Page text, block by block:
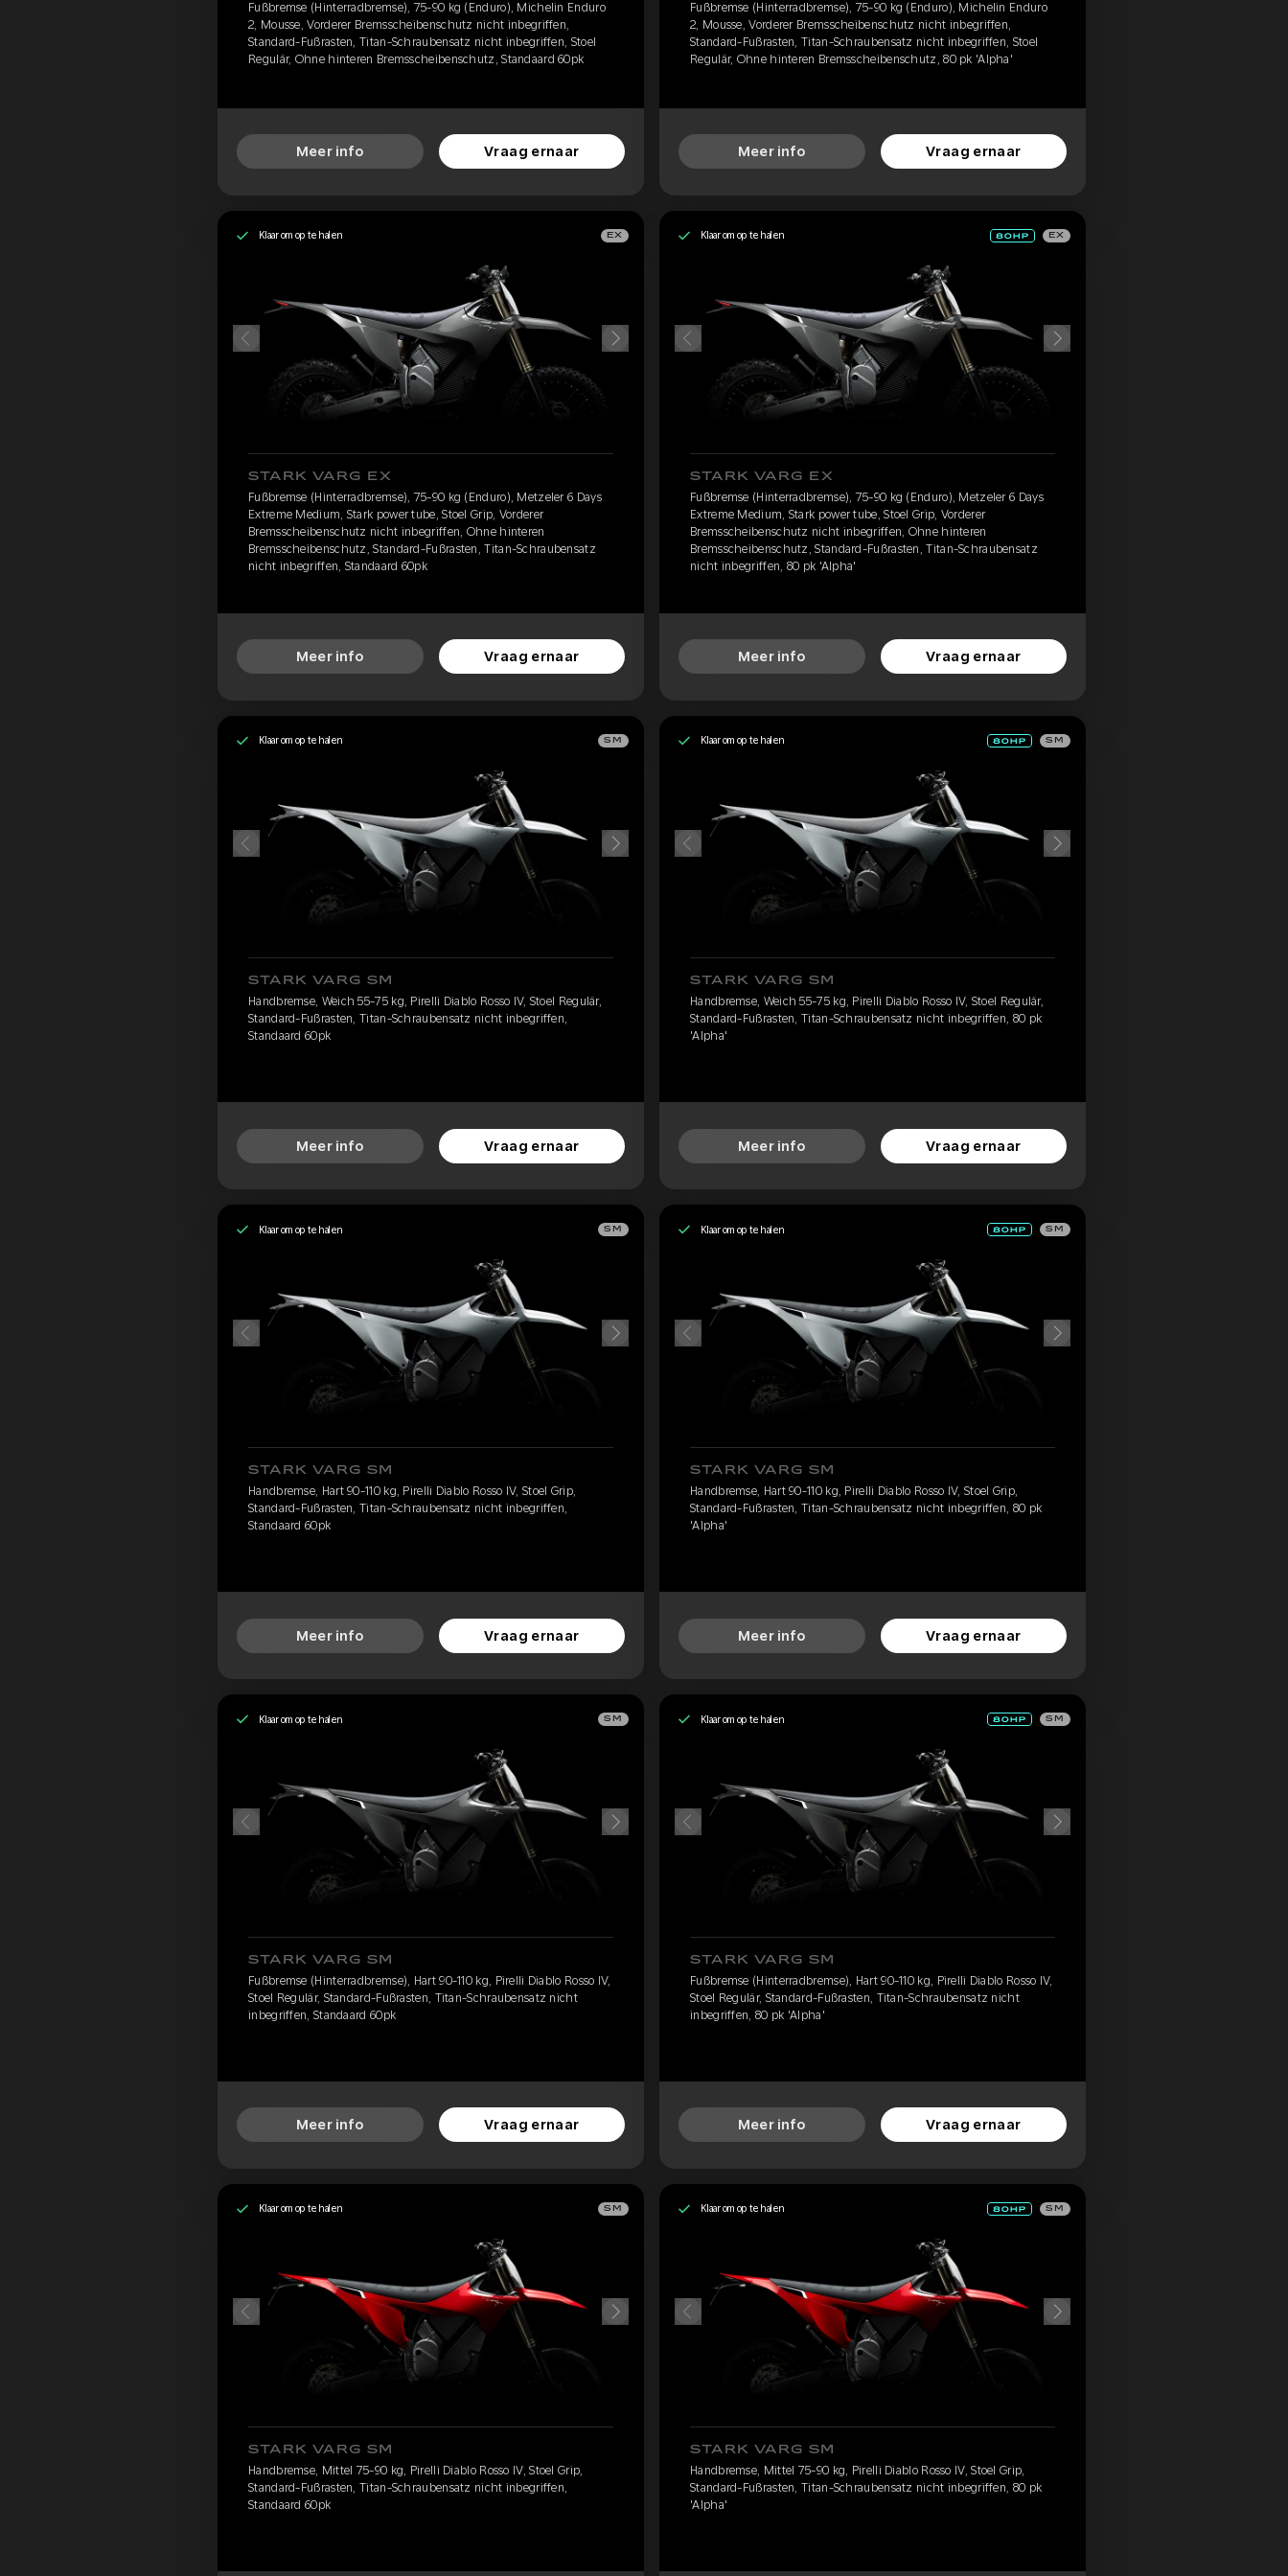
Fußbremse (Hinterradbremse), 75-90 kg (Enduro), Michelin Enduro
2, Mousse, Vorderer Bremsscheibenschutz nicht inbegriffen,
Standard-Fußrasten, Titan-Schraubensatz nicht inbegriffen, Stoel
Regulär, Ohne hinteren Bremsscheibenschutz, Standaard 60pk
Meer info Vraag ernaar
Fußbremse (Hinterradbremse), 75-90 kg (Enduro), Michelin Enduro
2, Mousse, Vorderer Bremsscheibenschutz nicht inbegriffen,
Standard-Fußrasten, Titan-Schraubensatz nicht inbegriffen, Stoel
Regulär, Ohne hinteren Bremsscheibenschutz, 80 pk 'Alpha'
Meer info Vraag ernaar
Klaar om op te halen EX
STARK VARG EX
Fußbremse (Hinterradbremse), 75-90 kg (Enduro), Metzeler 6 Days
Extreme Medium, Stark power tube, Stoel Grip, Vorderer
Bremsscheibenschutz nicht inbegriffen, Ohne hinteren
Bremsscheibenschutz, Standard-Fußrasten, Titan-Schraubensatz
nicht inbegriffen, Standaard 60pk
Meer info Vraag ernaar
Klaar om op te halen EX
STARK VARG EX
Fußbremse (Hinterradbremse), 75-90 kg (Enduro), Metzeler 6 Days
Extreme Medium, Stark power tube, Stoel Grip, Vorderer
Bremsscheibenschutz nicht inbegriffen, Ohne hinteren
Bremsscheibenschutz, Standard-Fußrasten, Titan-Schraubensatz
nicht inbegriffen, 80 pk 'Alpha'
Meer info Vraag ernaar
Klaar om op te halen SM
STARK VARG SM
Handbremse, Weich 55-75 kg, Pirelli Diablo Rosso IV, Stoel Regulär,
Standard-Fußrasten, Titan-Schraubensatz nicht inbegriffen,
Standaard 60pk
Meer info Vraag ernaar
Klaar om op te halen SM
STARK VARG SM
Handbremse, Weich 55-75 kg, Pirelli Diablo Rosso IV, Stoel Regulär,
Standard-Fußrasten, Titan-Schraubensatz nicht inbegriffen, 80 pk
'Alpha'
Meer info Vraag ernaar
Klaar om op te halen SM
STARK VARG SM
Handbremse, Hart 90-110 kg, Pirelli Diablo Rosso IV, Stoel Grip,
Standard-Fußrasten, Titan-Schraubensatz nicht inbegriffen,
Standaard 60pk
Meer info Vraag ernaar
Klaar om op te halen SM
STARK VARG SM
Handbremse, Hart 90-110 kg, Pirelli Diablo Rosso IV, Stoel Grip,
Standard-Fußrasten, Titan-Schraubensatz nicht inbegriffen, 80 pk
'Alpha'
Meer info Vraag ernaar
Klaar om op te halen SM
STARK VARG SM
Fußbremse (Hinterradbremse), Hart 90-110 kg, Pirelli Diablo Rosso IV,
Stoel Regulär, Standard-Fußrasten, Titan-Schraubensatz nicht
inbegriffen, Standaard 60pk
Meer info Vraag ernaar
Klaar om op te halen SM
STARK VARG SM
Fußbremse (Hinterradbremse), Hart 90-110 kg, Pirelli Diablo Rosso IV,
Stoel Regulär, Standard-Fußrasten, Titan-Schraubensatz nicht
inbegriffen, 80 pk 'Alpha'
Meer info Vraag ernaar
Klaar om op te halen SM
STARK VARG SM
Handbremse, Mittel 75-90 kg, Pirelli Diablo Rosso IV, Stoel Grip,
Standard-Fußrasten, Titan-Schraubensatz nicht inbegriffen,
Standaard 60pk
Klaar om op te halen SM
STARK VARG SM
Handbremse, Mittel 75-90 kg, Pirelli Diablo Rosso IV, Stoel Grip,
Standard-Fußrasten, Titan-Schraubensatz nicht inbegriffen, 80 pk
'Alpha'